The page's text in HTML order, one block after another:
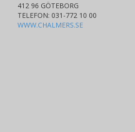
412 96 GÖTEBORG
TELEFON: 031-772 10 00
WWW.CHALMERS.SE